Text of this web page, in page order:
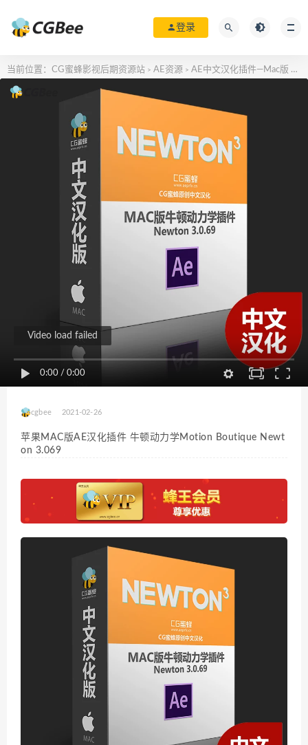
登录
当前位置： CG蜜蜂影视后期资源站 > AE资源 > AE中文汉化插件—Mac版 >苹
0:00 / 0:00
Video load failed
cgbee 2021-02-26
苹果MAC版AE汉化插件 牛顿动力学Motion Boutique Newt
on 3.069